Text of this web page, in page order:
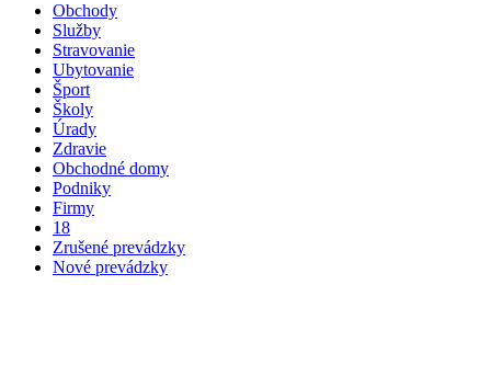
Obchody
Služby
Stravovanie
Ubytovanie
Šport
Školy
Úrady
Zdravie
Obchodné domy
Podniky
Firmy
18
Zrušené prevádzky
Nové prevádzky